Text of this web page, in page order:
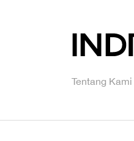
Tentang Kami